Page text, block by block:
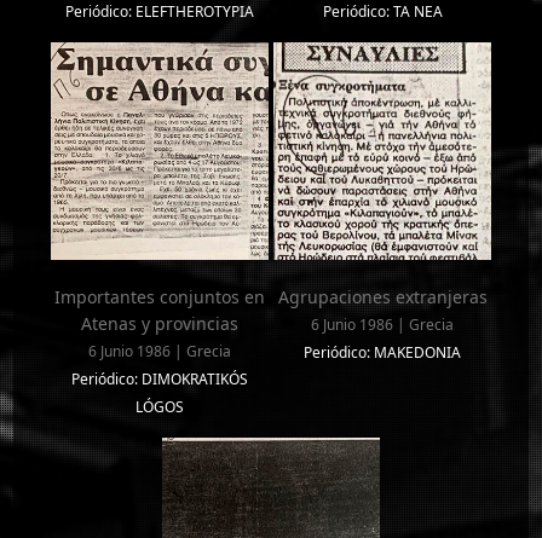
Periódico: ELEFTHEROTYPIA
Periódico: TA NEA
Importantes conjuntos en
Atenas y provincias
6 Junio 1986 | Grecia
Periódico: DIMOKRATIKÓS
LÓGOS
Agrupaciones extranjeras
6 Junio 1986 | Grecia
Periódico: MAKEDONIA